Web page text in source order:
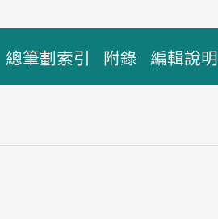
總筆劃索引 附錄 編輯說明